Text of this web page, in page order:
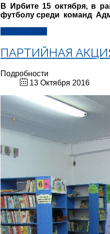
В Ирбите 15 октября, в
футболу среди команд
ПАРТИЙНАЯ
Подробности
13 Октября 2016